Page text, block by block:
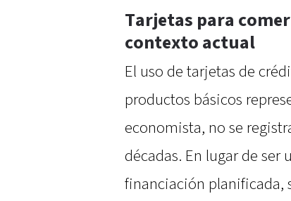
Tarjetas para
contexto actual
El uso de tarjetas de
productos básicos
economista, no se
décadas. En lugar de
financiación planificada,